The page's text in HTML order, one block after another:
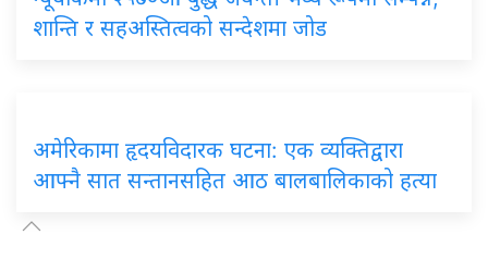
शान्ति र सहअस्तित्वको सन्देशमा जोड
अमेरिकामा हृदयविदारक घटना: एक व्यक्तिद्वारा
आफ्नै सात सन्तानसहित आठ बालबालिकाको हत्या